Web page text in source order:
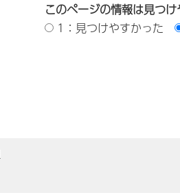
このページの情報は見つ
1：見つけやすかった